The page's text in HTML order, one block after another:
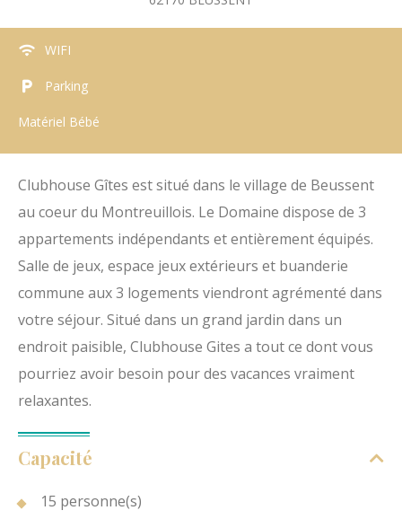
WIFI
Parking
Matériel Bébé
Clubhouse Gîtes est situé dans le village de Beussent
au coeur du Montreuillois. Le Domaine dispose de 3
appartements indépendants et entièrement équipés.
Salle de jeux, espace jeux extérieurs et buanderie
commune aux 3 logements viendront agrémenté dans
votre séjour. Situé dans un grand jardin dans un
endroit paisible, Clubhouse Gites a tout ce dont vous
pourriez avoir besoin pour des vacances vraiment
relaxantes.
Capacité
15 personne(s)